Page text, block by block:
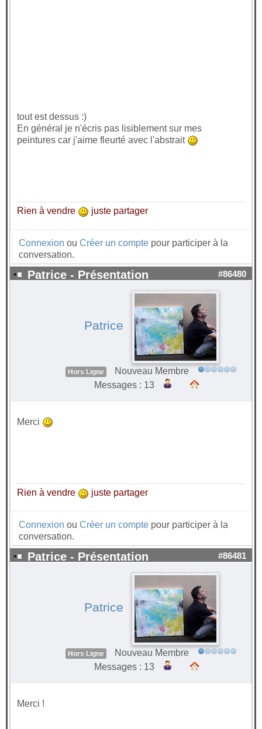
tout est dessus :)
En général je n'écris pas lisiblement sur mes
peintures car j'aime fleurté avec l'abstrait
Rien à vendre juste partager
Connexion ou Créer un compte pour participer à la
conversation.
Patrice - Présentation #86480
Patrice
Hors Ligne
Nouveau Membre
Messages : 13
Merci
Rien à vendre juste partager
Connexion ou Créer un compte pour participer à la
conversation.
Patrice - Présentation #86481
Patrice
Hors Ligne
Nouveau Membre
Messages : 13
Merci !